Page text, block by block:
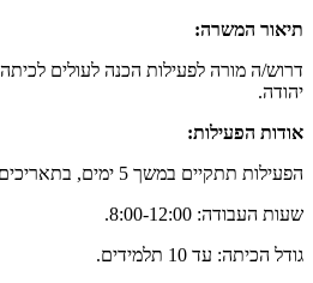
תיאור המשרה:
דרוש/ה מורה לפעילות הכנה לעולים
יהודה.
אודות הפעילות:
הפעילות תתקיים במשך 5 ימים, בתאריכים 18.8-22.8.
שעות העבודה: 8:00-12:00.
גודל הכיתה: עד 10 תלמידים.